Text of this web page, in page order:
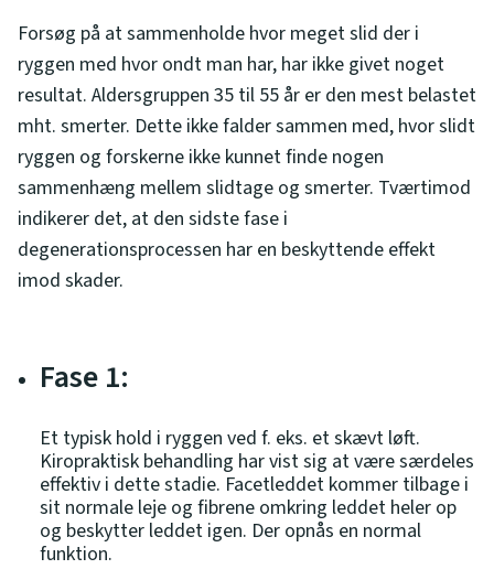
Forsøg på at sammenholde hvor meget slid der i
ryggen med hvor ondt man har, har ikke givet noget
resultat. Aldersgruppen 35 til 55 år er den mest belastet
mht. smerter. Dette ikke falder sammen med, hvor slidt
ryggen og forskerne ikke kunnet finde nogen
sammenhæng mellem slidtage og smerter. Tværtimod
indikerer det, at den sidste fase i
degenerationsprocessen har en beskyttende effekt
imod skader.
Fase 1:
Et typisk hold i ryggen ved f. eks. et skævt løft.
Kiropraktisk behandling har vist sig at være særdeles
effektiv i dette stadie. Facetleddet kommer tilbage i
sit normale leje og fibrene omkring leddet heler op
og beskytter leddet igen. Der opnås en normal
funktion.